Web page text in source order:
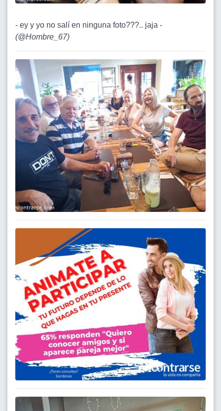
- ey y yo no salí en ninguna foto???.. jaja -
(@Hombre_67)